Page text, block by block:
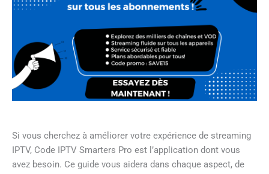
Si vous cherchez à améliorer votre expérience de streaming
IPTV, Code IPTV Smarters Pro est l’application dont vous
avez besoin. Ce guide vous aidera dans chaque aspect, de